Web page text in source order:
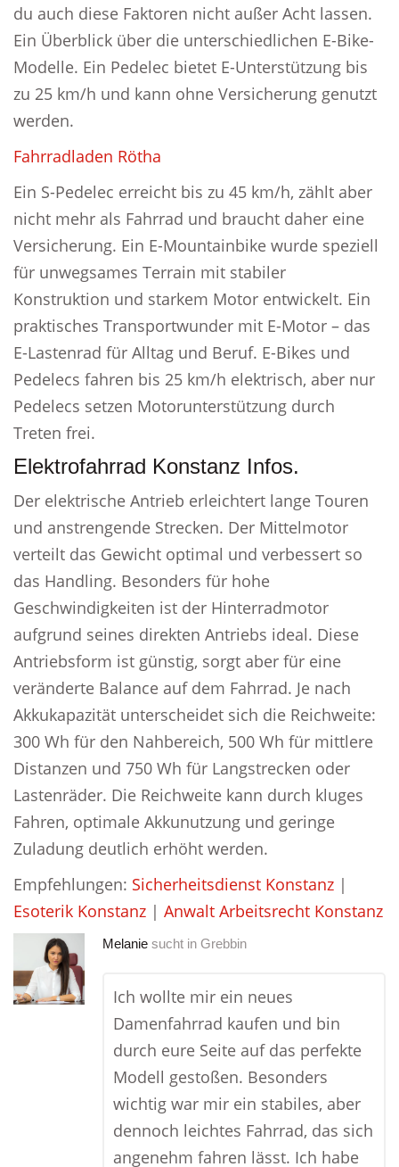
du auch diese Faktoren nicht außer Acht lassen.
Ein Überblick über die unterschiedlichen E-Bike-
Modelle. Ein Pedelec bietet E-Unterstützung bis
zu 25 km/h und kann ohne Versicherung genutzt
werden.
Fahrradladen Rötha
Ein S-Pedelec erreicht bis zu 45 km/h, zählt aber
nicht mehr als Fahrrad und braucht daher eine
Versicherung. Ein E-Mountainbike wurde speziell
für unwegsames Terrain mit stabiler
Konstruktion und starkem Motor entwickelt. Ein
praktisches Transportwunder mit E-Motor – das
E-Lastenrad für Alltag und Beruf. E-Bikes und
Pedelecs fahren bis 25 km/h elektrisch, aber nur
Pedelecs setzen Motorunterstützung durch
Treten frei.
Elektrofahrrad Konstanz Infos.
Der elektrische Antrieb erleichtert lange Touren
und anstrengende Strecken. Der Mittelmotor
verteilt das Gewicht optimal und verbessert so
das Handling. Besonders für hohe
Geschwindigkeiten ist der Hinterradmotor
aufgrund seines direkten Antriebs ideal. Diese
Antriebsform ist günstig, sorgt aber für eine
veränderte Balance auf dem Fahrrad. Je nach
Akkukapazität unterscheidet sich die Reichweite:
300 Wh für den Nahbereich, 500 Wh für mittlere
Distanzen und 750 Wh für Langstrecken oder
Lastenräder. Die Reichweite kann durch kluges
Fahren, optimale Akkunutzung und geringe
Zuladung deutlich erhöht werden.
Empfehlungen: Sicherheitsdienst Konstanz |
Esoterik Konstanz | Anwalt Arbeitsrecht Konstanz
Melanie sucht in Grebbin
Ich wollte mir ein neues
Damenfahrrad kaufen und bin
durch eure Seite auf das perfekte
Modell gestoßen. Besonders
wichtig war mir ein stabiles, aber
dennoch leichtes Fahrrad, das sich
angenehm fahren lässt. Ich habe